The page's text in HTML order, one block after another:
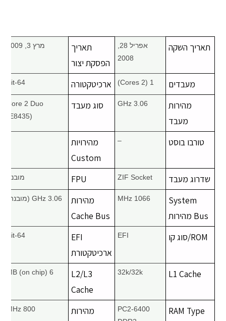
תאריך השקה
2008
תאריך
הפסקת יצור
מרץ 3, 2009
מעבדים 1 (2 Cores) ארכיטקטורה 64-Bit
מהירות
מעבד
3.06 GHz סוג מעבד
Core 2 Duo
(E8435)
טורבו בוסט –
מהירויות
Custom
שדרוג מעבד ZIF Socket
FPU מובנה
System
Bus מהירות
1066 MHz
מהירות
Cache Bus
3.06 GHz (מובנה)
ROM/סוג קו EFI
EFI
ארכיטקטורת
64-Bit
L1 Cache
32k/32k
L2/L3
Cache
6 MB (on chip)
RAM Type
PC2-6400
מהירות
800 MHz